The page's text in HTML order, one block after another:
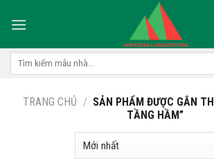
Tìm
TRANG CHỦ / SẢN PHẨM ĐƯỢC GẮN
TẦNG HẦM”